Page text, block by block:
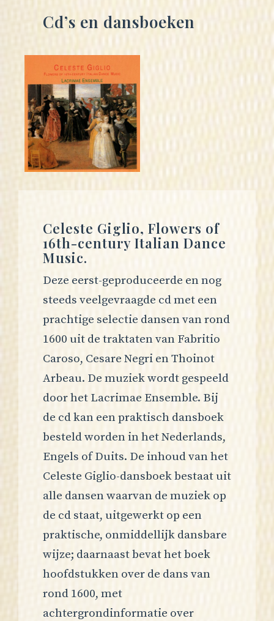
Cd’s en dansboeken
Celeste Giglio, Flowers of
16th-century Italian Dance
Music.
Deze eerst-geproduceerde en nog
steeds veelgevraagde cd met een
prachtige selectie dansen van rond
1600 uit de traktaten van Fabritio
Caroso, Cesare Negri en Thoinot
Arbeau. De muziek wordt gespeeld
door het Lacrimae Ensemble. Bij
de cd kan een praktisch dansboek
besteld worden in het Nederlands,
Engels of Duits. De inhoud van het
Celeste Giglio-dansboek bestaat uit
alle dansen waarvan de muziek op
de cd staat, uitgewerkt op een
praktische, onmiddellijk dansbare
wijze; daarnaast bevat het boek
hoofdstukken over de dans van
rond 1600, met
achtergrondinformatie over